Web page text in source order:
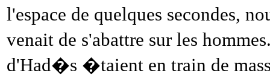
l'espace de quelques secondes,
venait de s'abattre sur les
d'Had�s �taient en train de